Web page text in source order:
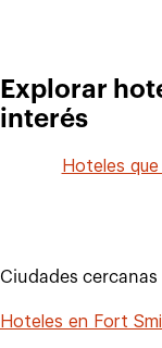
Explorar
interés
Hoteles
Ciudades cercanas
Hoteles en Fort